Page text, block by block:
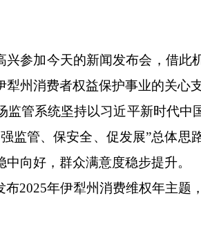
兴参加今天的新闻发布会，借此
犁州消费者权益保护事业的关心
监管系统坚持以习近平新时代
监管、保安全、促发展”总体
向好，群众满意度稳步提升。
布2025年伊犁州消费维权年主题